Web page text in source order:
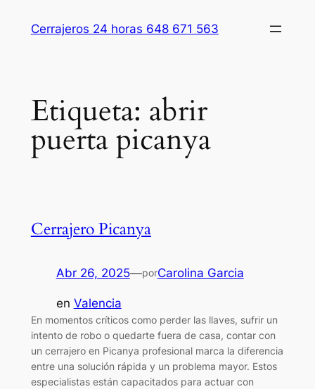
Cerrajeros 24 horas 648 671 563
Etiqueta: abrir
puerta picanya
Cerrajero Picanya
Abr 26, 2025—porCarolina Garcia
en Valencia
En momentos críticos como perder las llaves, sufrir un
intento de robo o quedarte fuera de casa, contar con
un cerrajero en Picanya profesional marca la diferencia
entre una solución rápida y un problema mayor. Estos
especialistas están capacitados para actuar con